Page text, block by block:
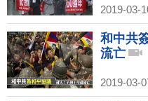
2019-03-
和中共
流亡
2019-03-